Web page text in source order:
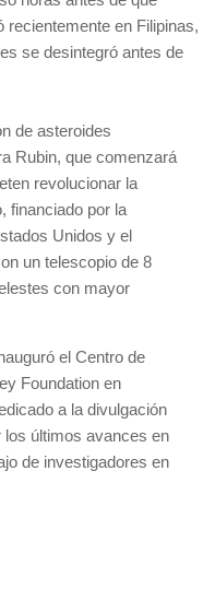
en Filipinas,
se desintegró antes de
de asteroides
Rubin, que comenzará
revolucionar la
financiado por la
Unidos y el
un telescopio de 8
con mayor
el Centro de
Foundation en
a la divulgación
últimos avances en
de investigadores en